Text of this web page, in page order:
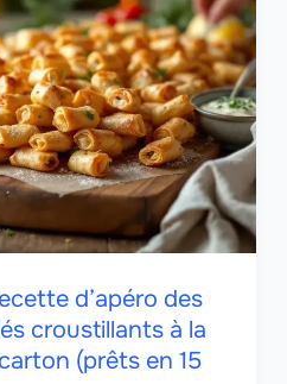
d’apéro des
croustillants à la
(prêts en 15